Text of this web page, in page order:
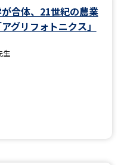
学金・特待生制度特集
合体、21世紀の農業
グリフォトニクス」
生